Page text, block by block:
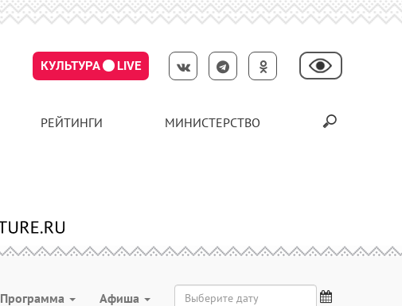
КУЛЬТУРА LIVE
РЕЙТИНГИ МИНИСТЕРСТВО
Программа Aфиша